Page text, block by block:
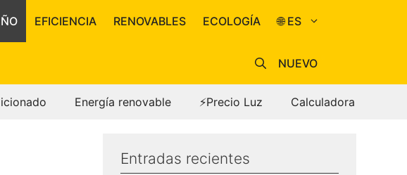
EFICIENCIA RENOVABLES ECOLOGÍA 🌐 ES
NUEVO
Energía renovable ⚡Precio Luz Calculadora
Entradas recientes